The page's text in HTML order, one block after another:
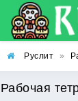
Руслит »
Рабочая